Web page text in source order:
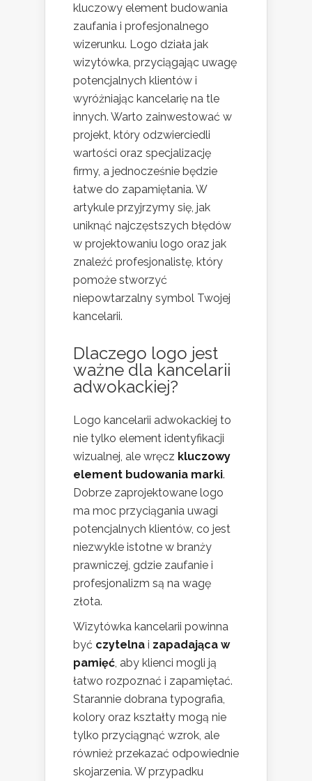
kluczowy element budowania
zaufania i profesjonalnego
wizerunku. Logo działa jak
wizytówka, przyciągając uwagę
potencjalnych klientów i
wyróżniając kancelarię na tle
innych. Warto zainwestować w
projekt, który odzwierciedli
wartości oraz specjalizację
firmy, a jednocześnie będzie
łatwe do zapamiętania. W
artykule przyjrzymy się, jak
uniknąć najczęstszych błędów
w projektowaniu logo oraz jak
znaleźć profesjonalistę, który
pomoże stworzyć
niepowtarzalny symbol Twojej
kancelarii.
Dlaczego logo jest
ważne dla kancelarii
adwokackiej?
Logo kancelarii adwokackiej to
nie tylko element identyfikacji
wizualnej, ale wręcz kluczowy
element budowania marki.
Dobrze zaprojektowane logo
ma moc przyciągania uwagi
potencjalnych klientów, co jest
niezwykle istotne w branży
prawniczej, gdzie zaufanie i
profesjonalizm są na wagę
złota.
Wizytówka kancelarii powinna
być czytelna i zapadająca w
pamięć, aby klienci mogli ją
łatwo rozpoznać i zapamiętać.
Starannie dobrana typografia,
kolory oraz kształty mogą nie
tylko przyciągnąć wzrok, ale
również przekazać odpowiednie
skojarzenia. W przypadku